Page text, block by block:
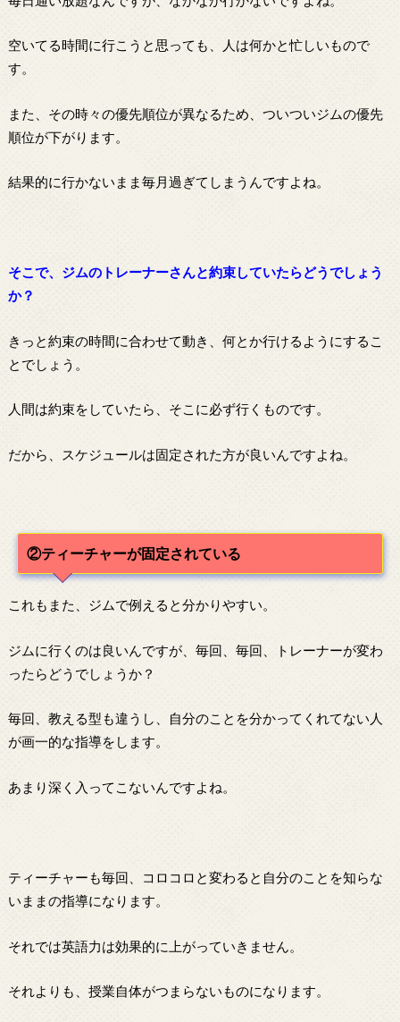
空いてる時間に行こうと思っても、人は何かと忙しいもので
す。
また、その時々の優先順位が異なるため、ついついジムの優先
順位が下がります。
結果的に行かないまま毎月過ぎてしまうんですよね。
そこで、ジムのトレーナーさんと約束していたらどうでしょう
か？
きっと約束の時間に合わせて動き、何とか行けるようにするこ
とでしょう。
人間は約束をしていたら、そこに必ず行くものです。
だから、スケジュールは固定された方が良いんですよね。
②ティーチャーが固定されている
これもまた、ジムで例えると分かりやすい。
ジムに行くのは良いんですが、毎回、毎回、トレーナーが変わ
ったらどうでしょうか？
毎回、教える型も違うし、自分のことを分かってくれてない人
が画一的な指導をします。
あまり深く入ってこないんですよね。
ティーチャーも毎回、コロコロと変わると自分のことを知らな
いままの指導になります。
それでは英語力は効果的に上がっていきません。
それよりも、授業自体がつまらないものになります。